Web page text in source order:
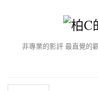
非專業的影評 最直覺的